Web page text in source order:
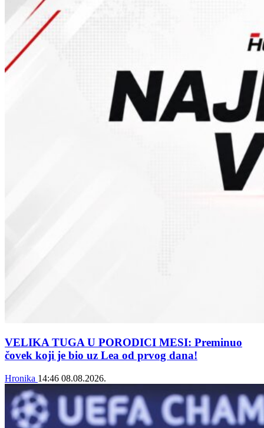
VELIKA TUGA U PORODICI MESI: Preminuo
čovek koji je bio uz Lea od prvog dana!
Hronika 14:46 08.08.2026.